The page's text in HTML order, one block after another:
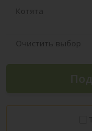
Котята
Очистить выбор